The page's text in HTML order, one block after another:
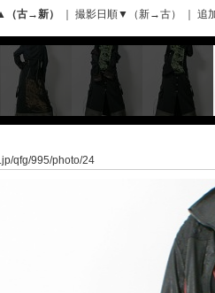
（古→新）
撮影日順▼（新→古） 追
qfg/995/photo/24